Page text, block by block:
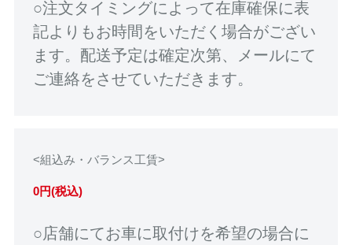
○注文タイミングによって在庫確保に表
記よりもお時間をいただく場合がござい
ます。配送予定は確定次第、メールにて
ご連絡をさせていただきます。
<組込み・バランス工賃>
0円(税込)
○店舗にてお車に取付けを希望の場合に